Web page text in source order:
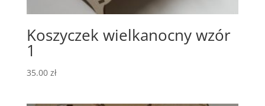
Koszyczek wielkanocny wzór
1
35.00 zł